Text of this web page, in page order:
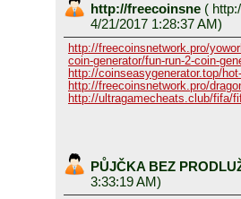
http://freecoinsne (
4/21/2017 1:28:37 AM)
http://freecoinsnetwork.pro/
coin-generator/fun-run-2-coin-
http://coinseasygenerator.top/
http://freecoinsnetwork.pro/
http://ultragamecheats.club/fifa/
PŮJČKA BEZ
3:33:19 AM)